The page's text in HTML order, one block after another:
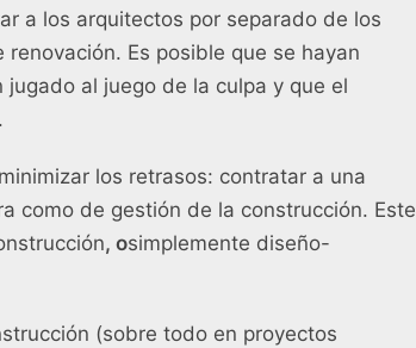
a los arquitectos por separado de los
Es posible que se hayan
al juego de la culpa y que el
los retrasos: contratar a una
como de gestión de la construcción. Este
, osimplemente diseño-
(sobre todo en proyectos